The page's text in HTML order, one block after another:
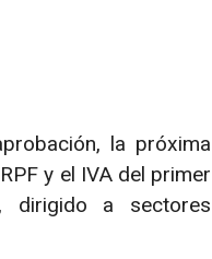
la próxima
y el IVA del primer
a sectores